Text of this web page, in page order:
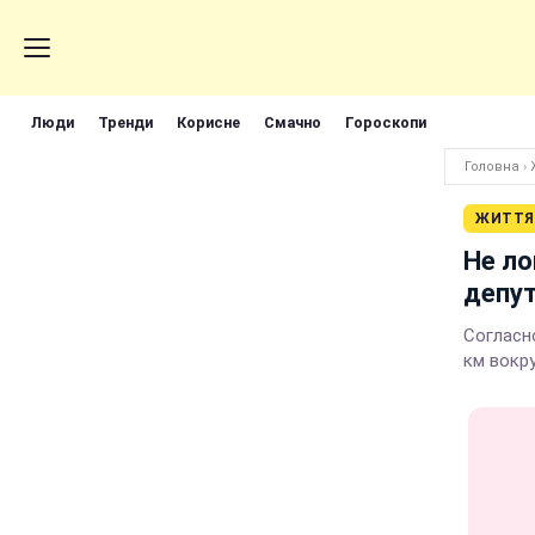
Люди Тренди Корисне Смачно Гороскопи
Головна ›
ЖИТТЯ
Не
км